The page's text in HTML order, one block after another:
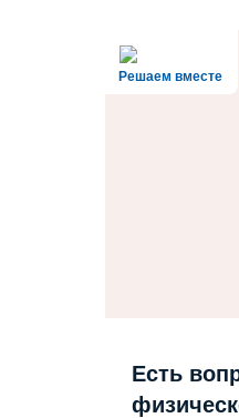
Решаем вместе
Есть